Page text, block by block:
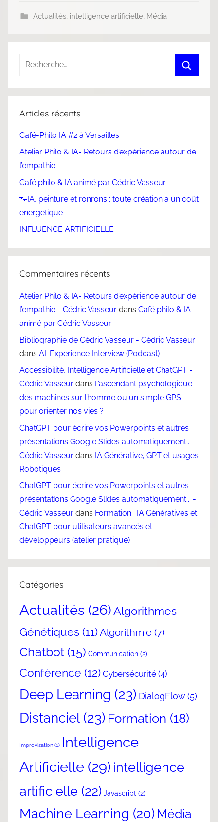
Actualités, intelligence artificielle, Média
Articles récents
Café-Philo IA #2 à Versailles
Atelier Philo & IA- Retours d’expérience autour de
l’empathie
Café philo & IA animé par Cédric Vasseur
🐾IA, peinture et ronrons : toute création a un coût
énergétique
INFLUENCE ARTIFICIELLE
Commentaires récents
Atelier Philo & IA- Retours d’expérience autour de
l’empathie - Cédric Vasseur dans Café philo & IA
animé par Cédric Vasseur
Bibliographie de Cédric Vasseur - Cédric Vasseur
dans AI-Experience Interview (Podcast)
Accessibilité, Intelligence Artificielle et ChatGPT -
Cédric Vasseur dans L’ascendant psychologique
des machines sur l’homme ou un simple GPS
pour orienter nos vies ?
ChatGPT pour écrire vos Powerpoints et autres
présentations Google Slides automatiquement... -
Cédric Vasseur dans IA Générative, GPT et usages
Robotiques
ChatGPT pour écrire vos Powerpoints et autres
présentations Google Slides automatiquement... -
Cédric Vasseur dans Formation : IA Génératives et
ChatGPT pour utilisateurs avancés et
développeurs (atelier pratique)
Catégories
Actualités (26) Algorithmes
Génétiques (11)Algorithmie (7)
Chatbot (15) Communication (2)
Conférence (12) Cybersécurité (4)
Deep Learning (23) DialogFlow(5)
Distanciel(23) Formation (18)
Improvisation (1) Intelligence
Artificielle (29) intelligence
artificielle (22) Javascript (2)
Machine Learning (20) Média